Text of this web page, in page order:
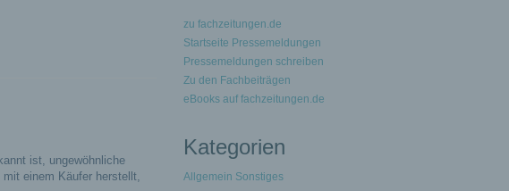
ist, ungewöhnliche
einem Käufer herstellt,
zu fachzeitungen.de
Startseite Pressemeldungen
Pressemeldungen schreiben
Zu den Fachbeiträgen
eBooks auf fachzeitungen.de
Kategorien
Allgemein Sonstiges